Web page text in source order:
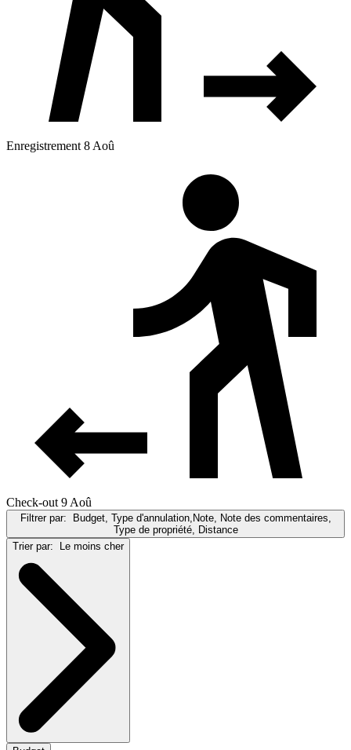
Enregistrement 8 Aoû
Check-out 9 Aoû
Filtrer par:
Budget, Type d'annulation,Note, Note des commentaires,
Type de propriété, Distance
Trier par:
Le moins cher